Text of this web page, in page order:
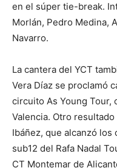
en el súper tie-break.
Morlán, Pedro Medina,
Navarro.
La cantera del YCT
Vera Díaz se proclamó
circuito As Young Tour,
Valencia. Otro
Ibáñez, que alcanzó
sub12 del Rafa Nadal
CT Montemar de